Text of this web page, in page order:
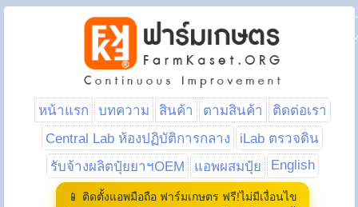
หน้าแรก บทความ สินค้า ตามสินค้า
ติดต่อเรา
Central Lab ห้องปฏิบัติการกลาง
iLab ตรวจดิน
รับจ้างผลิตปุ๋ยยาฯOEM
แอพผสมปุ๋ย English
📱 ติดตั้งแอพมือถือ ฟาร์มเกษตร ฟรี!ไม่มีเงื่อนไข